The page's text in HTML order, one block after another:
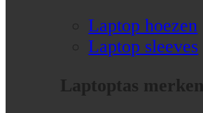
Laptop hoezen
Laptop sleeves
Laptoptas merken